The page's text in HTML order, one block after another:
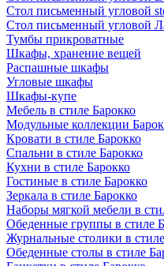
Стол письменный угловой
Стол письменный угловой
Тумбы прикроватные
Шкафы, хранение вещей
Распашные шкафы
Угловые шкафы
Шкафы-купе
Мебель в стиле Барокко
Модульные коллекции
Кровати в стиле Барокко
Спальни в стиле Барокко
Кухни в стиле Барокко
Гостиные в стиле Барокко
Зеркала в стиле Барокко
Наборы мягкой мебели в
Обеденные группы в стиле
Журнальные столики в
Обеденные столы в стиле